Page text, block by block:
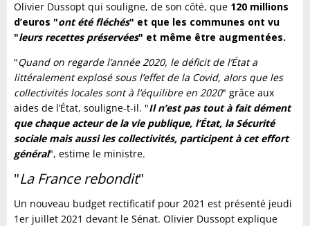
Olivier Dussopt qui souligne, de son côté, que 120 millions
d’euros "ont été fléchés" et que les communes ont vu
"leurs recettes préservées" et même être augmentées.
"Quand on regarde l’année 2020, le déficit de l’État a
littéralement explosé sous l’effet de la Covid, alors que les
collectivités locales sont à l’équilibre en 2020" grâce aux
aides de l’État, souligne-t-il. "Il n’est pas tout à fait dément
que chaque acteur de la vie publique, l’État, la Sécurité
sociale mais aussi les collectivités, participent à cet effort
général", estime le ministre.
"La France rebondit"
Un nouveau budget rectificatif pour 2021 est présenté jeudi
1er juillet 2021 devant le Sénat. Olivier Dussopt explique